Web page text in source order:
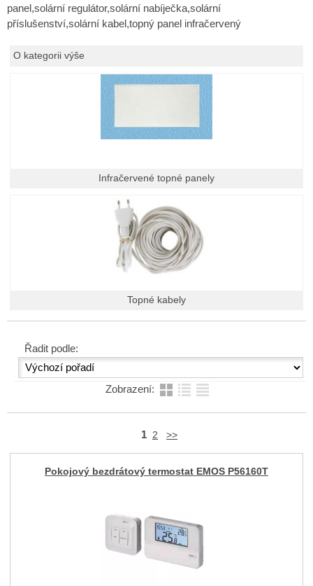
panel,solární regulátor,solární nabíječka,solární
příslušenství,solární kabel,topný panel infračervený
O kategorii výše
Infračervené topné panely
Topné kabely
Řadit podle:
Zobrazení:
1 2 >>
Pokojový bezdrátový termostat EMOS P56160T